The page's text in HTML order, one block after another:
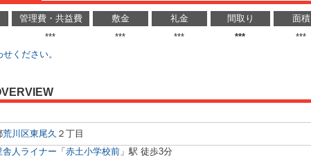
管理費・共益費 敷金 礼金 間取り 面積
*** *** *** *** ***
ください。
荒川区東尾久 ２丁目
舎人ライナー 「 赤土小学校前 」駅 徒歩3分